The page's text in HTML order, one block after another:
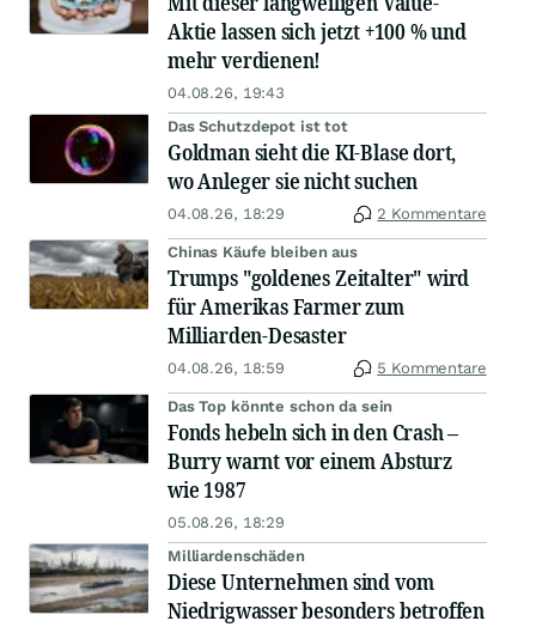
Aktie lassen sich jetzt +100 % und
mehr verdienen!
04.08.26, 19:43
Das Schutzdepot ist tot
Goldman sieht die KI-Blase dort,
wo Anleger sie nicht suchen
04.08.26, 18:29 2 Kommentare
Chinas Käufe bleiben aus
Trumps "goldenes Zeitalter" wird
für Amerikas Farmer zum
Milliarden-Desaster
04.08.26, 18:59 5 Kommentare
Das Top könnte schon da sein
Fonds hebeln sich in den Crash –
Burry warnt vor einem Absturz
wie 1987
05.08.26, 18:29
Milliardenschäden
Diese Unternehmen sind vom
Niedrigwasser besonders betroffen